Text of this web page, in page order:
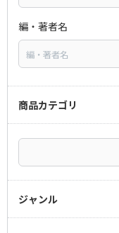
編・著者名
商品カテゴリ
ジャンル